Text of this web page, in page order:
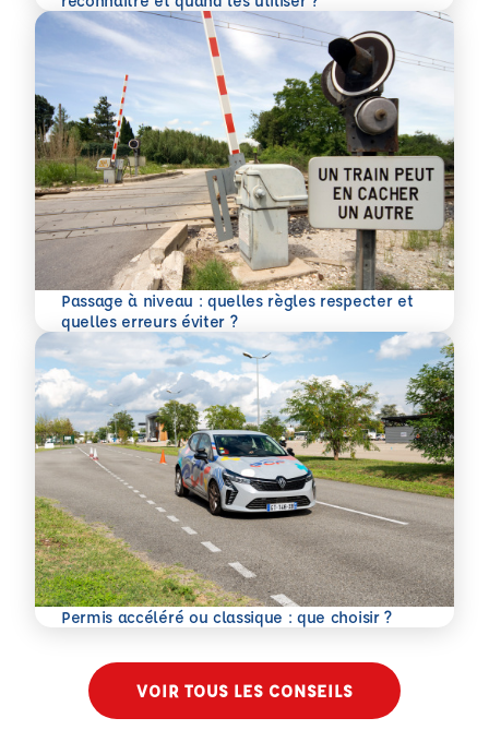
Passage à niveau : quelles règles respecter et
quelles erreurs éviter ?
En savoir plus
Permis accéléré ou classique : que choisir ?
En savoir plus
VOIR TOUS LES CONSEILS